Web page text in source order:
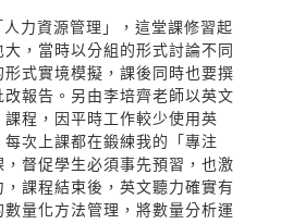
力資源管理」，這堂課修習起
，當時以分組的形式討論不同
式實境模擬，課後同時也要撰
報告。另由李培齊老師以英文
程，因平時工作較少使用英
次上課都在鍛練我的「專注
督促學生必須事先預習，也激
課程結束後，英文聽力確實有
量化方法管理，將數量分析運